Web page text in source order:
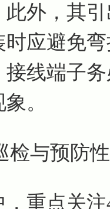
此外，其
时应避免
线端子
。
检与预防
重点关